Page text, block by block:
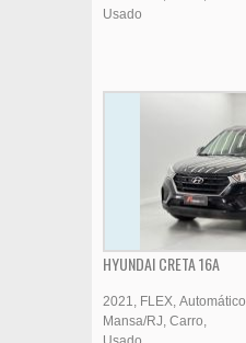
Usado
HYUNDAI CRETA 16A
2021 FLEX Automático
Mansa/RJ Carro